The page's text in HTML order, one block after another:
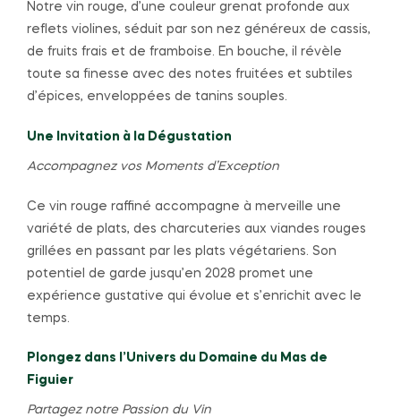
Notre vin rouge, d’une couleur grenat profonde aux
reflets violines, séduit par son nez généreux de cassis,
de fruits frais et de framboise. En bouche, il révèle
toute sa finesse avec des notes fruitées et subtiles
d’épices, enveloppées de tanins souples.
Une Invitation à la Dégustation
Accompagnez vos Moments d’Exception
Ce vin rouge raffiné accompagne à merveille une
variété de plats, des charcuteries aux viandes rouges
grillées en passant par les plats végétariens. Son
potentiel de garde jusqu’en 2028 promet une
expérience gustative qui évolue et s’enrichit avec le
temps.
Plongez dans l’Univers du Domaine du Mas de
Figuier
Partagez notre Passion du Vin